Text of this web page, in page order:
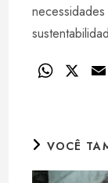
W
s
A
VOCÊ